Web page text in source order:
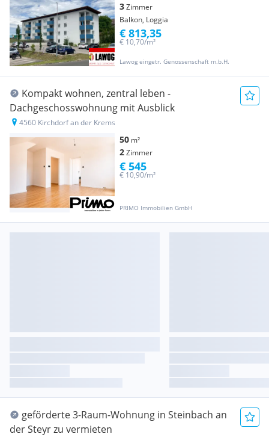
3Zimmer
Balkon, Loggia
Lawog eingetr. Genossenschaft m.b.H.
€ 10,70/m²
€ 813,35
Kompakt wohnen, zentral leben -
Dachgeschosswohnung mit Ausblick
4560 Kirchdorf an der Krems
50 m²
2Zimmer
PRIMO Immobilien GmbH
€ 10,90/m²
€ 545
geförderte 3-Raum-Wohnung in Steinbach an
der Steyr zu vermieten